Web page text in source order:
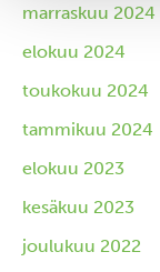
marraskuu 2024
elokuu 2024
toukokuu 2024
tammikuu 2024
elokuu 2023
kesäkuu 2023
joulukuu 2022